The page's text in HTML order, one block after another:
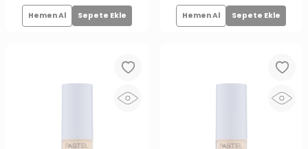
Hemen Al Sepete Ekle Hemen Al Sepete Ekle